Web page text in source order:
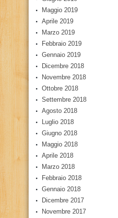
Maggio 2019
Aprile 2019
Marzo 2019
Febbraio 2019
Gennaio 2019
Dicembre 2018
Novembre 2018
Ottobre 2018
Settembre 2018
Agosto 2018
Luglio 2018
Giugno 2018
Maggio 2018
Aprile 2018
Marzo 2018
Febbraio 2018
Gennaio 2018
Dicembre 2017
Novembre 2017